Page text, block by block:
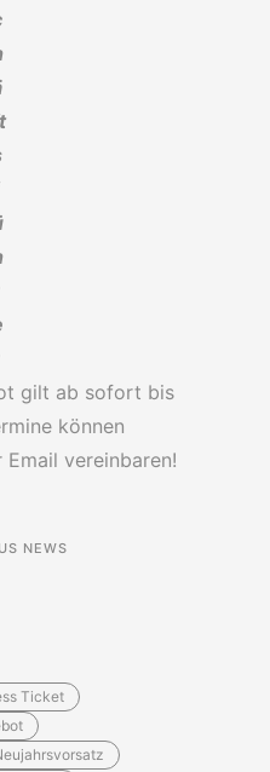
gilt ab sofort bis
können
vereinbaren!
NEWS
Ticket